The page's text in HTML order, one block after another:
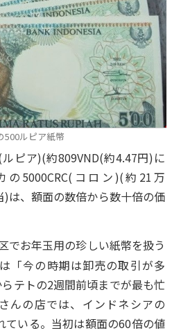
500ルピア紙幣
ピア)(約809VND(約4.47円)に
5000CRC(コロン)(約21万
は、額面の数倍から数十倍の価
でお年玉用の珍しい紙幣を扱う
「今の時期は卸売の取引が多
テトの2週間前頃までが最も忙
んの店では、インドネシアの
ている。当初は額面の60倍の値